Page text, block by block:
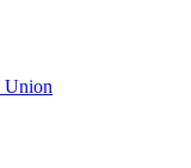
Union